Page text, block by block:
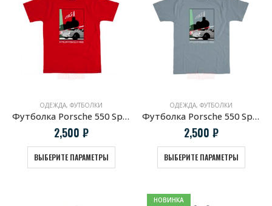
ОДЕЖДА, ФУТБОЛКИ
Футболка Porsche 550 Spyder & Hans Herrmann
2,500 ₽
ВЫБЕРИТЕ ПАРАМЕТРЫ
ОДЕЖДА, ФУТБОЛКИ
Футболка Porsche 550 Spyder & Hans Herrmann Grey
2,500 ₽
ВЫБЕРИТЕ ПАРАМЕТРЫ
НОВИНКА